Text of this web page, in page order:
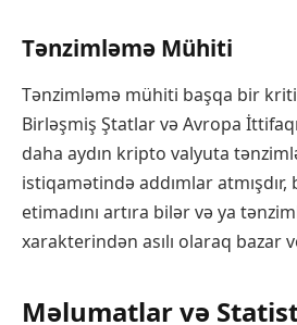
Tənzimləmə Mühiti
Tənzimləmə mühiti başqa bir
Birləşmiş Ştatlar və Avropa
daha aydın kripto valyuta
istiqamətində addımlar atmışdır,
etimadını artıra bilər və ya
xarakterindən asılı olaraq bazar
Məlumatlar və